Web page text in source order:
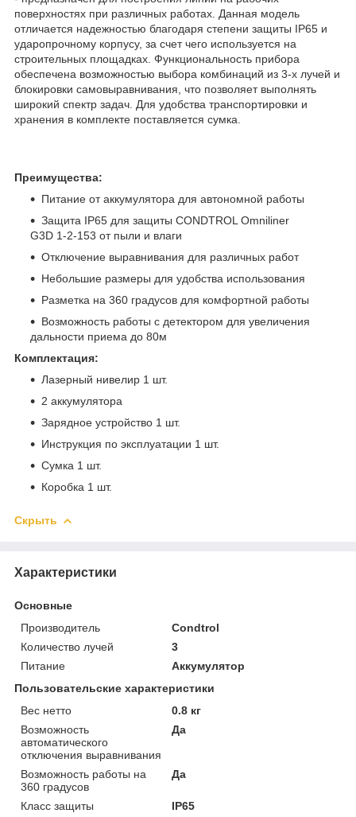
поверхностях при различных работах. Данная модель
отличается надежностью благодаря степени защиты IP65 и
ударопрочному корпусу, за счет чего используется на
строительных площадках. Функциональность прибора
обеспечена возможностью выбора комбинаций из 3-х лучей и
блокировки самовыравнивания, что позволяет выполнять
широкий спектр задач. Для удобства транспортировки и
хранения в комплекте поставляется сумка.
Преимущества:
Питание от аккумулятора для автономной работы
Защита IP65 для защиты CONDTROL Omniliner
G3D 1-2-153 от пыли и влаги
Отключение выравнивания для различных работ
Небольшие размеры для удобства использования
Разметка на 360 градусов для комфортной работы
Возможность работы с детектором для увеличения
дальности приема до 80м
Комплектация:
Лазерный нивелир 1 шт.
2 аккумулятора
Зарядное устройство 1 шт.
Инструкция по эксплуатации 1 шт.
Сумка 1 шт.
Коробка 1 шт.
Скрыть
Характеристики
Основные
Производитель
Condtrol
Количество лучей
3
Питание
Аккумулятор
Пользовательские характеристики
Вес нетто
0.8 кг
Возможность
автоматического
отключения выравнивания
Да
Возможность работы на
360 градусов
Да
Класс защиты
IP65